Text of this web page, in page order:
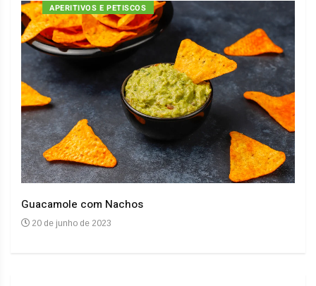
APERITIVOS E PETISCOS
Guacamole com Nachos
20 de junho de 2023